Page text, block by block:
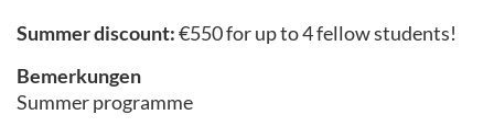
Summer discount:€550 for up to 4 fellow students!
Bemerkungen
Summer programme